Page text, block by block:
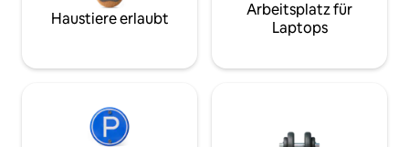
Haustiere erlaubt
Arbeitsplatz für
Laptops